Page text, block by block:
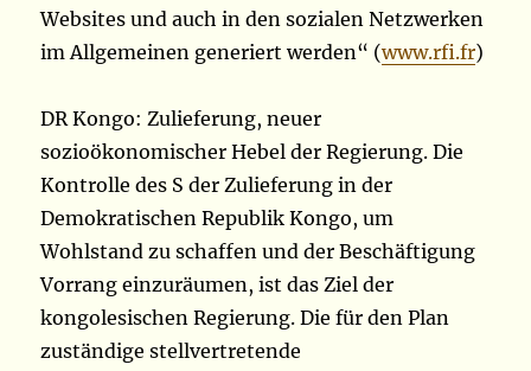
Websites und auch in den sozialen Netzwerken
im Allgemeinen generiert werden“ (www.rfi.fr)
DR Kongo: Zulieferung, neuer
sozioökonomischer Hebel der Regierung. Die
Kontrolle des S der Zulieferung in der
Demokratischen Republik Kongo, um
Wohlstand zu schaffen und der Beschäftigung
Vorrang einzuräumen, ist das Ziel der
kongolesischen Regierung. Die für den Plan
zuständige stellvertretende